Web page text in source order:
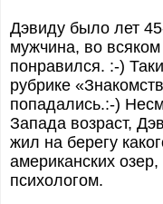
Дэвиду было лет
мужчина, во
понравился. :-)
рубрике
попадались.:-)
Запада возраст,
жил на берегу
американских
психологом.